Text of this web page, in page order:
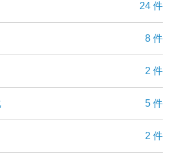
24 件
8 件
2 件
5 件
2 件